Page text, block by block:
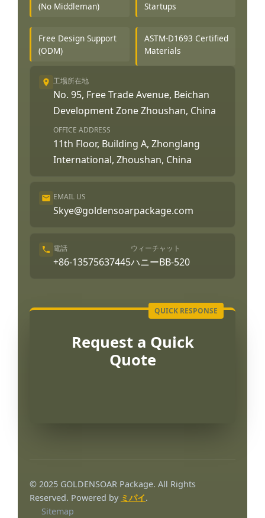
(No Middleman)
Startups
Free Design Support
(ODM)
ASTM-D1693 Certified
Materials
工場所在地
No. 95, Free Trade Avenue, Beichan
Development Zone Zhoushan, China
OFFICE ADDRESS
11th Floor, Building A, Zhonglang
International, Zhoushan, China
EMAIL US
Skye@goldensoarpackage.com
電話
+86-13575637445
ウィーチャット
ハニーBB-520
Request a Quick
Quote
© 2025 GOLDENSOAR Package. All Rights
Reserved. Powered by ミパイ.
Sitemap